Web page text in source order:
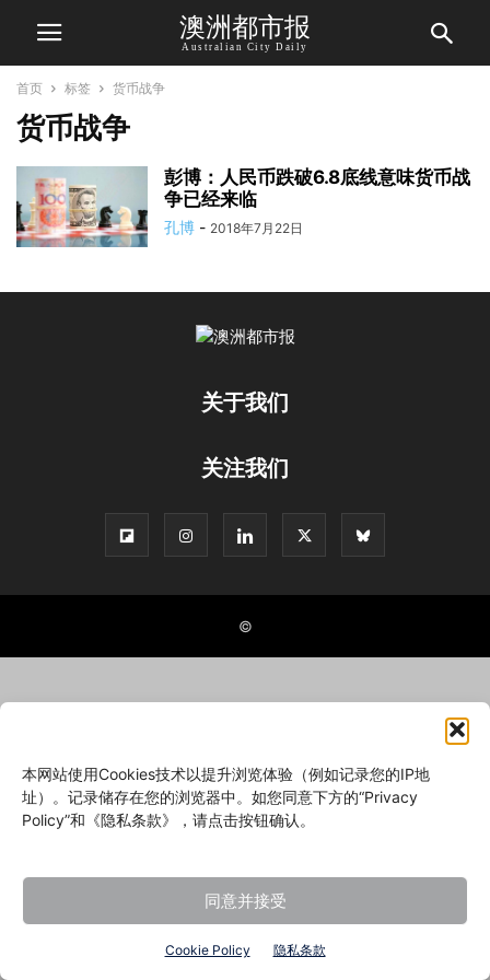
本网站使用Cookies技术以提升浏览体验（例如记录您的IP地
址）。记录储存在您的浏览器中。如您同意下方的“Privacy
Policy”和《隐私条款》，请点击按钮确认。
同意并接受
Cookie Policy 隐私条款
澳洲都市报
Australian City Daily
首页 标签 货币战争
货币战争
彭博：人民币跌破6.8底线意味货币战
争已经来临
孔博 - 2018年7月22日
关于我们
关注我们
©